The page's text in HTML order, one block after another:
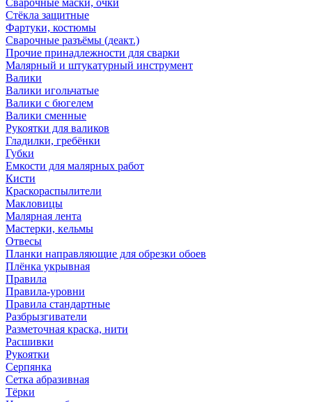
Сварочные маски, очки
Стёкла защитные
Фартуки, костюмы
Сварочные разъёмы (деакт.)
Прочие принадлежности для сварки
Малярный и штукатурный инструмент
Валики
Валики игольчатые
Валики с бюгелем
Валики сменные
Рукоятки для валиков
Гладилки, гребёнки
Губки
Емкости для малярных работ
Кисти
Краскораспылители
Макловицы
Малярная лента
Мастерки, кельмы
Отвесы
Планки направляющие для обрезки обоев
Плёнка укрывная
Правила
Правила-уровни
Правила стандартные
Разбрызгиватели
Разметочная краска, нити
Расшивки
Рукоятки
Серпянка
Сетка абразивная
Тёрки